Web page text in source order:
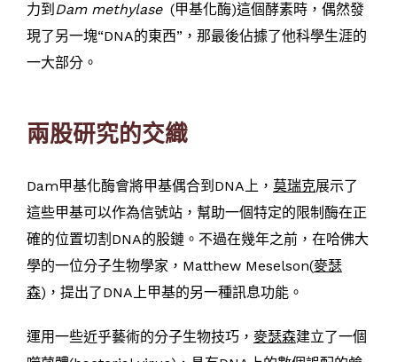
力到 Dam methylase (甲基化酶)這個酵素時，偶然發
現了另一塊“DNA的東西”，那最後佔據了他科學生涯的
一大部分。
兩股研究的交織
Dam甲基化酶會將甲基偶合到DNA上， 莫瑞克展示了
這些甲基可以作為信號站，幫助一個特定的限制酶在正
確的位置切割DNA的股鏈。不過在幾年之前，在哈佛大
學的一位分子生物學家，Matthew Meselson(麥瑟
森)，提出了DNA上甲基的另一種訊息功能。
運用一些近乎藝術的分子生物技巧， 麥瑟森建立了一個